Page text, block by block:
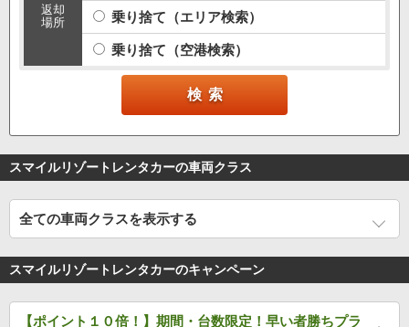
返却
場所
乗り捨て（エリア検索）
乗り捨て（空港検索）
スマイルリゾートレンタカーの車両クラス
全ての車両クラスを表示する
スマイルリゾートレンタカーのキャンペーン
【ポイント１０倍！】期間・台数限定！早い者勝ちプラ